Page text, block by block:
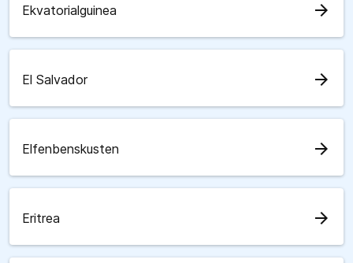
Ekvatorialguinea arrow_forward
El Salvador arrow_forward
Elfenbenskusten arrow_forward
Eritrea arrow_forward